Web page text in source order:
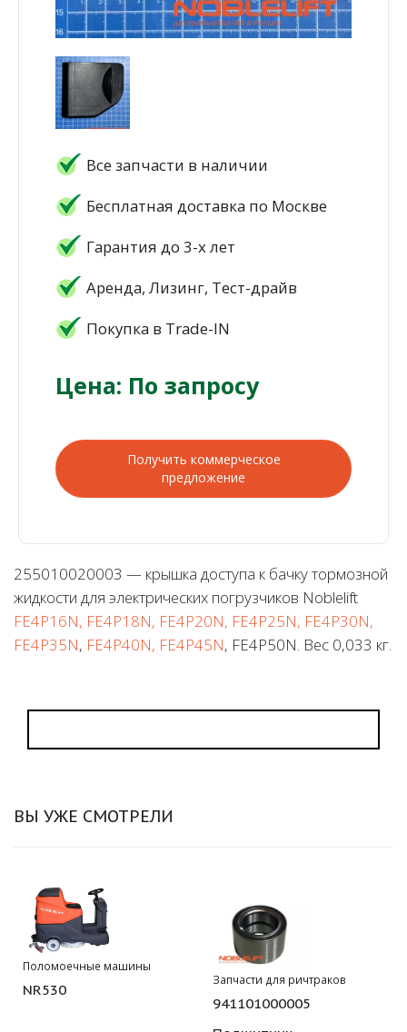
Все запчасти в наличии
Бесплатная доставка по Москве
Гарантия до 3-х лет
Аренда, Лизинг, Тест-драйв
Покупка в Trade-IN
Цена: По запросу
Получить коммерческое
предложение
255010020003 — крышка доступа к бачку тормозной
жидкости для электрических погрузчиков Noblelift
FE4P16N, FE4P18N, FE4P20N, FE4P25N, FE4P30N,
FE4P35N, FE4P40N, FE4P45N, FE4P50N. Вес 0,033 кг.
ВЫ УЖЕ СМОТРЕЛИ
Поломоечные машины
NR530
Запчасти для ричтраков
941101000005